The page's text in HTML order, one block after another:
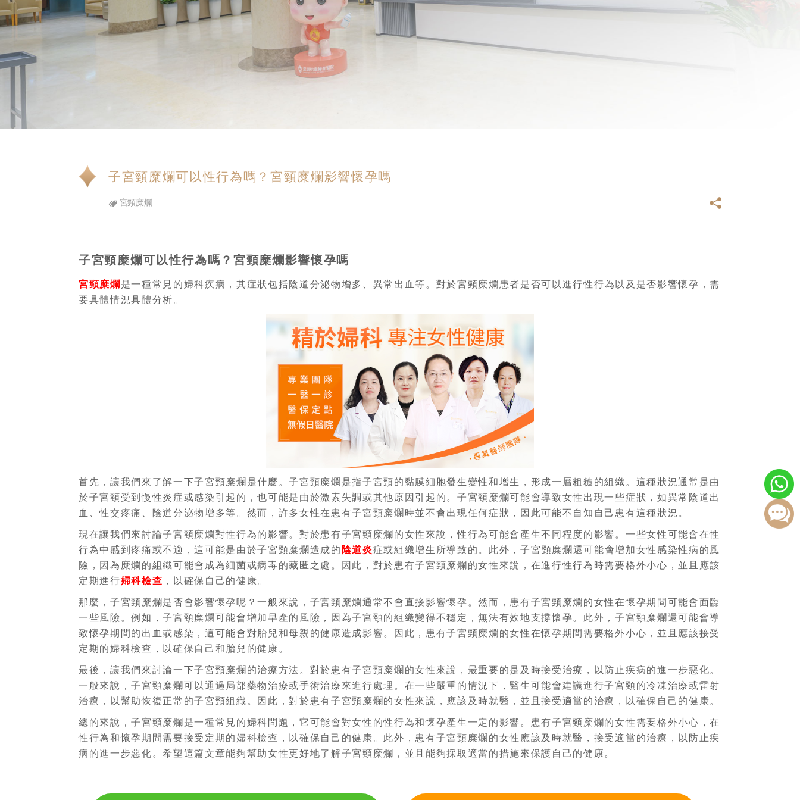
子宮頸糜爛可以性行為嗎？宮頸糜爛影響懷孕嗎
宮頸糜爛
子宮頸糜爛可以性行為嗎？宮頸糜爛影響懷孕嗎
宮頸糜爛 是一種常見的婦科疾病，其症狀包括陰道分泌物增多、異常出血等。對於宮頸糜爛患者是否可以進行性行為以及是否影響懷孕，需
要具體情況具體分析。
首先，讓我們來了解一下子宮頸糜爛是什麼。子宮頸糜爛是指子宮頸的黏膜細胞發生變性和增生，形成一層粗糙的組織。這種狀況通常是由
於子宮頸受到慢性炎症或感染引起的，也可能是由於激素失調或其他原因引起的。子宮頸糜爛可能會導致女性出現一些症狀，如異常陰道出
血、性交疼痛、陰道分泌物增多等。然而，許多女性在患有子宮頸糜爛時並不會出現任何症狀，因此可能不自知自己患有這種狀況。
現在讓我們來討論子宮頸糜爛對性行為的影響。對於患有子宮頸糜爛的女性來說，性行為可能會產生不同程度的影響。一些女性可能會在性
行為中感到疼痛或不適，這可能是由於子宮頸糜爛造成的 陰道炎症或組織增生所導致的。此外，子宮頸糜爛還可能會增加女性感染性病的風
險，因為糜爛的組織可能會成為細菌或病毒的藏匿之處。因此，對於患有子宮頸糜爛的女性來說，在進行性行為時需要格外小心，並且應該
定期進行婦科檢查 ，以確保自己的健康。
那麼，子宮頸糜爛是否會影響懷孕呢？一般來說，子宮頸糜爛通常不會直接影響懷孕。然而，患有子宮頸糜爛的女性在懷孕期間可能會面臨
一些風險。例如，子宮頸糜爛可能會增加早產的風險，因為子宮頸的組織變得不穩定，無法有效地支撐懷孕。此外，子宮頸糜爛還可能會導
致懷孕期間的出血或感染，這可能會對胎兒和母親的健康造成影響。因此，患有子宮頸糜爛的女性在懷孕期間需要格外小心，並且應該接受
定期的婦科檢查，以確保自己和胎兒的健康。
最後，讓我們來討論一下子宮頸糜爛的治療方法。對於患有子宮頸糜爛的女性來說，最重要的是及時接受治療，以防止疾病的進一步惡化。
一般來說，子宮頸糜爛可以通過局部藥物治療或手術治療來進行處理。在一些嚴重的情況下，醫生可能會建議進行子宮頸的冷凍治療或雷射
治療，以幫助恢復正常的子宮頸組織。因此，對於患有子宮頸糜爛的女性來說，應該及時就醫，並且接受適當的治療，以確保自己的健康。
總的來說，子宮頸糜爛是一種常見的婦科問題，它可能會對女性的性行為和懷孕產生一定的影響。患有子宮頸糜爛的女性需要格外小心，在
性行為和懷孕期間需要接受定期的婦科檢查，以確保自己的健康。此外，患有子宮頸糜爛的女性應該及時就醫，接受適當的治療，以防止疾
病的進一步惡化。希望這篇文章能夠幫助女性更好地了解子宮頸糜爛，並且能夠採取適當的措施來保護自己的健康。